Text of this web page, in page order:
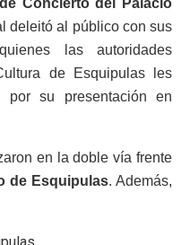
deleitó al público con sus
las autoridades
de Esquipulas les
por su presentación en
en la doble vía frente
de Esquipulas. Además,